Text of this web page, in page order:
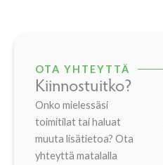
OTA YHTEYTTÄ
Kiinnostuitko?
Onko mielessäsi
toimitilat tai haluat
muuta lisätietoa? Ota
yhteyttä matalalla